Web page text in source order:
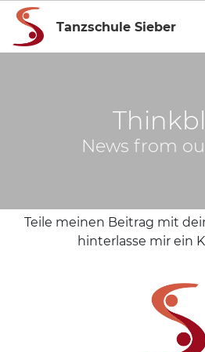
Tanzschule Sieber
News from
Teile meinen Beitrag mit
hinterlasse mir ein